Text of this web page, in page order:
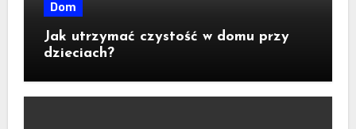
Dom
Jak utrzymać czystość w domu przy
dzieciach?